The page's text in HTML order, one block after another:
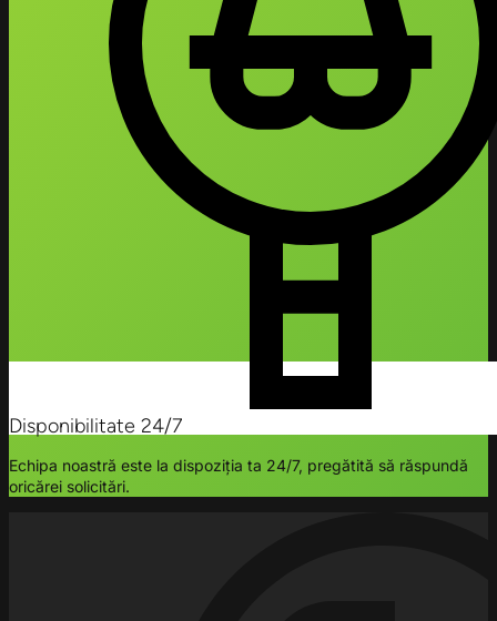
Disponibilitate 24/7
Echipa noastră este la dispoziția ta 24/7, pregătită să răspundă
oricărei solicitări.